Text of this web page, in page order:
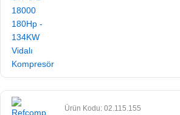
Ürün Kodu: 02.115.155